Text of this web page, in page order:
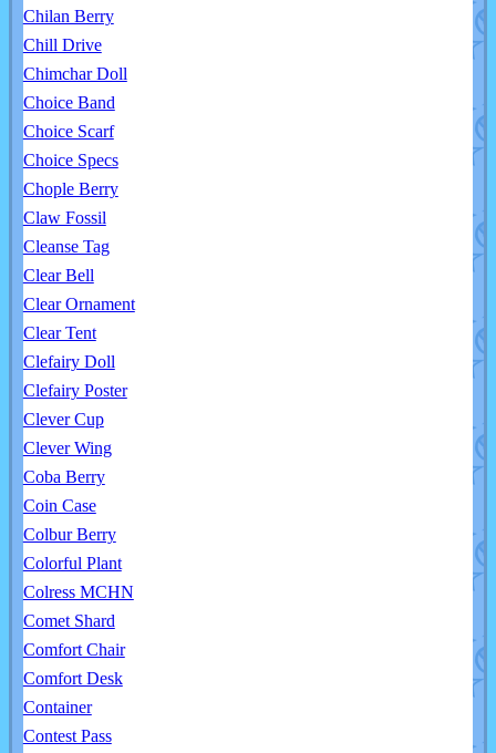
Chilan Berry
Chill Drive
Chimchar Doll
Choice Band
Choice Scarf
Choice Specs
Chople Berry
Claw Fossil
Cleanse Tag
Clear Bell
Clear Ornament
Clear Tent
Clefairy Doll
Clefairy Poster
Clever Cup
Clever Wing
Coba Berry
Coin Case
Colbur Berry
Colorful Plant
Colress MCHN
Comet Shard
Comfort Chair
Comfort Desk
Container
Contest Pass